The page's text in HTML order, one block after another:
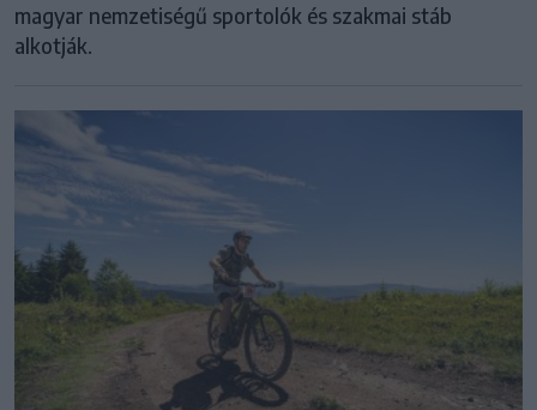
magyar nemzetiségű sportolók és szakmai stáb
alkotják.